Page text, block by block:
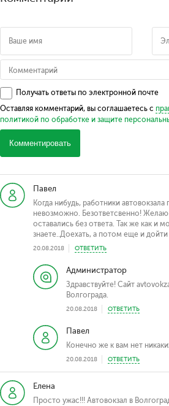
Получать ответы по электронной почте
Оставляя комментарий, вы соглашаетесь с
политикой по обработке и защите
Комментировать
Павел
Когда нибудь, работники
невозможно. Безответсвенно!
оставались без ответа. Так же как и
знаете..Доехать, а потом еще и
20.08.2018 ОТВЕТИТЬ
Администратор
Здравствуйте! Сайт
Волгограда.
20.08.2018 ОТВЕТИТЬ
Павел
Конечно же к вам нет
20.08.2018 ОТВЕТИТЬ
Елена
Просто ужас!!! Автовокзал в